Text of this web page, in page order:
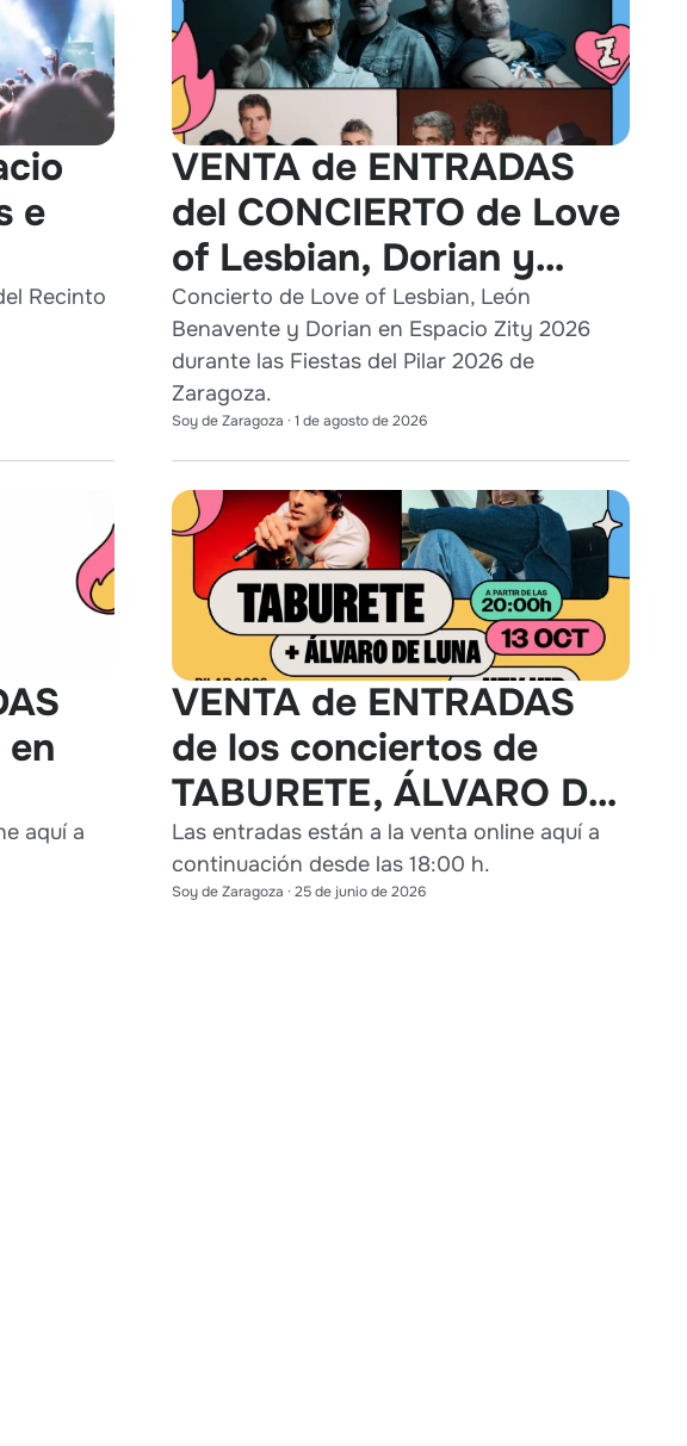
e
Recinto
VENTA de ENTRADAS
del CONCIERTO de Love
of Lesbian, Dorian y
León Benavente en
Zaragoza 2026
Concierto de Love of Lesbian, León
Benavente y Dorian en Espacio Zity 2026
durante las Fiestas del Pilar 2026 de
Zaragoza.
Soy de Zaragoza · 1 de agosto de 2026
en
aquí a
VENTA de ENTRADAS
de los conciertos de
TABURETE, ÁLVARO DE
LUNA y HEY KID en
Zaragoza
Las entradas están a la venta online aquí a
continuación desde las 18:00 h.
Soy de Zaragoza · 25 de junio de 2026